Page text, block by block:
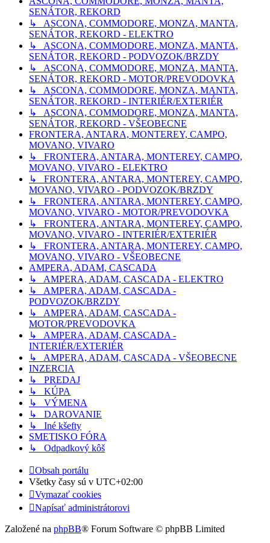
SENÁTOR, REKORD
↳ ASCONA, COMMODORE, MONZA, MANTA,
SENÁTOR, REKORD - ELEKTRO
↳ ASCONA, COMMODORE, MONZA, MANTA,
SENÁTOR, REKORD - PODVOZOK/BRZDY
↳ ASCONA, COMMODORE, MONZA, MANTA,
SENÁTOR, REKORD - MOTOR/PREVODOVKA
↳ ASCONA, COMMODORE, MONZA, MANTA,
SENÁTOR, REKORD - INTERIÉR/EXTERIÉR
↳ ASCONA, COMMODORE, MONZA, MANTA,
SENÁTOR, REKORD - VŠEOBECNE
FRONTERA, ANTARA, MONTEREY, CAMPO,
MOVANO, VIVARO
↳ FRONTERA, ANTARA, MONTEREY, CAMPO,
MOVANO, VIVARO - ELEKTRO
↳ FRONTERA, ANTARA, MONTEREY, CAMPO,
MOVANO, VIVARO - PODVOZOK/BRZDY
↳ FRONTERA, ANTARA, MONTEREY, CAMPO,
MOVANO, VIVARO - MOTOR/PREVODOVKA
↳ FRONTERA, ANTARA, MONTEREY, CAMPO,
MOVANO, VIVARO - INTERIÉR/EXTERIÉR
↳ FRONTERA, ANTARA, MONTEREY, CAMPO,
MOVANO, VIVARO - VŠEOBECNE
AMPERA, ADAM, CASCADA
↳ AMPERA, ADAM, CASCADA - ELEKTRO
↳ AMPERA, ADAM, CASCADA -
PODVOZOK/BRZDY
↳ AMPERA, ADAM, CASCADA -
MOTOR/PREVODOVKA
↳ AMPERA, ADAM, CASCADA -
INTERIÉR/EXTERIÉR
↳ AMPERA, ADAM, CASCADA - VŠEOBECNE
INZERCIA
↳ PREDAJ
↳ KÚPA
↳ VÝMENA
↳ DAROVANIE
↳ Iné kšefty
SMETISKO FÓRA
↳ Odpadkový kôš
Obsah portálu
Všetky časy sú v UTC+02:00
Vymazať cookies
Napísať administrátorovi
Založené na phpBB® Forum Software © phpBB Limited